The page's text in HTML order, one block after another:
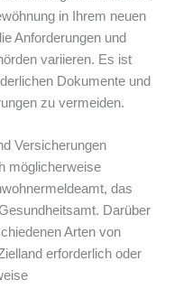
in Ihrem neuen
Anforderungen und
variieren. Es ist
Dokumente und
zu vermeiden.
Versicherungen
möglicherweise
das
Darüber
Arten von
erforderlich oder